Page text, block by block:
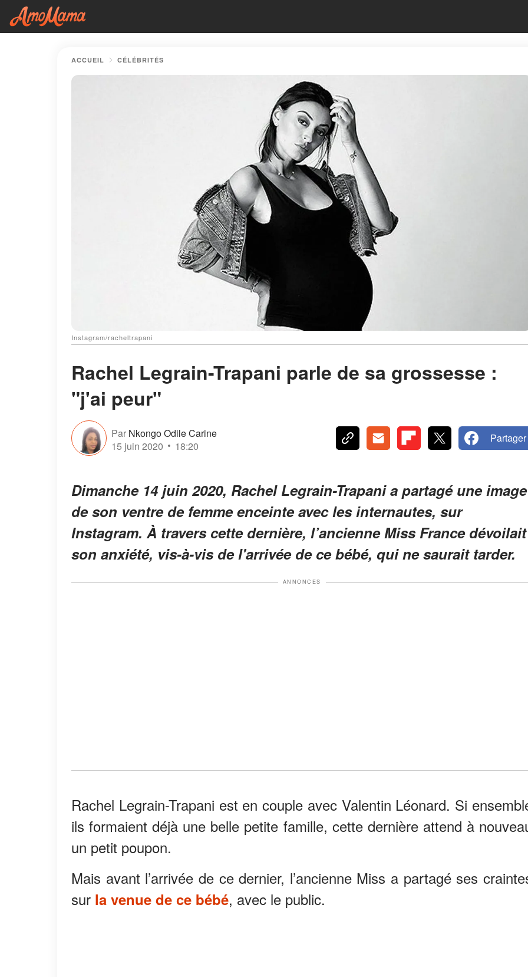
ACCUEIL CÉLÉBRITÉS
Instagram/racheltrapani
Rachel Legrain-Trapani parle de sa grossesse :
"j'ai peur"
Par Nkongo Odile Carine
15 juin 2020
18:20
Partager
Dimanche 14 juin 2020, Rachel Legrain-Trapani a partagé une image
de son ventre de femme enceinte avec les internautes, sur
Instagram. À travers cette dernière, l’ancienne Miss France dévoilait
son anxiété, vis-à-vis de l'arrivée de ce bébé, qui ne saurait tarder.
ANNONCES
Rachel Legrain-Trapani est en couple avec Valentin Léonard. Si
ils formaient déjà une belle petite famille, cette dernière attend à
un petit poupon.
Mais avant l’arrivée de ce dernier, l’ancienne Miss a partagé ses
sur la venue de ce bébé, avec le public.